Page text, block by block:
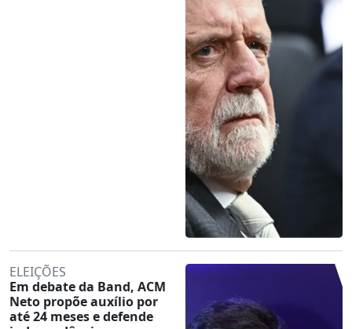
ELEIÇÕES
Em debate da Band, ACM
Neto propõe auxílio por
até 24 meses e defende